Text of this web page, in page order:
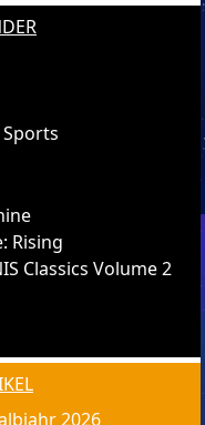
Rising
Classics Volume 2
2026